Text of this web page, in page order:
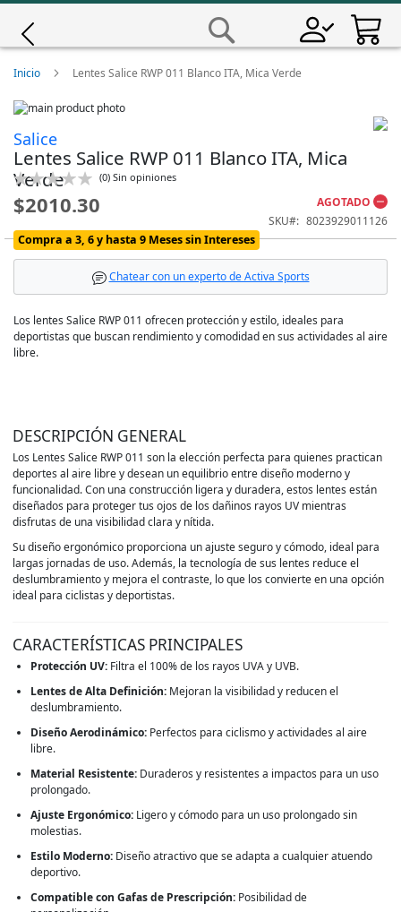
Saltar
Contenido
Inicio Lentes Salice RWP 011 Blanco ITA, Mica Verde
Skip
the
end
of
the
images
to
the
beginning
of
the
gallery
Salice
Lentes Salice RWP 011 Blanco ITA, Mica
Verde
Calificación:
100
(0) Sin opiniones
$2010.30
AGOTADO
SKU
8023929011126
Compra a 3, 6 y hasta 9 Meses sin Intereses
Chatear con un experto de Activa Sports
Los lentes Salice RWP 011 ofrecen protección y estilo, ideales para
deportistas que buscan rendimiento y comodidad en sus actividades al aire
libre.
DESCRIPCIÓN GENERAL
Los Lentes Salice RWP 011 son la elección perfecta para quienes practican
deportes al aire libre y desean un equilibrio entre diseño moderno y
funcionalidad. Con una construcción ligera y duradera, estos lentes están
diseñados para proteger tus ojos de los dañinos rayos UV mientras
disfrutas de una visibilidad clara y nítida.
Su diseño ergonómico proporciona un ajuste seguro y cómodo, ideal para
largas jornadas de uso. Además, la tecnología de sus lentes reduce el
deslumbramiento y mejora el contraste, lo que los convierte en una opción
ideal para ciclistas y deportistas.
CARACTERÍSTICAS PRINCIPALES
Protección UV: Filtra el 100% de los rayos UVA y UVB.
Lentes de Alta Definición: Mejoran la visibilidad y reducen el
deslumbramiento.
Diseño Aerodinámico: Perfectos para ciclismo y actividades al aire
libre.
Material Resistente: Duraderos y resistentes a impactos para un uso
prolongado.
Ajuste Ergonómico: Ligero y cómodo para un uso prolongado sin
molestias.
Estilo Moderno: Diseño atractivo que se adapta a cualquier atuendo
deportivo.
Compatible con Gafas de Prescripción: Posibilidad de
Giro
Iscali
Magene
MET
Wahoo